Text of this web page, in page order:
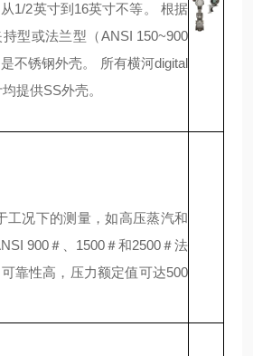
1/2英寸到16英寸不等。 根据
型或法兰型（ANSI 150~900
不锈钢外壳。 所有横河digital
提供SS外壳。
工况下的测量，如高压蒸汽和
900＃、1500＃和2500＃法
靠性高，压力额定值可达500